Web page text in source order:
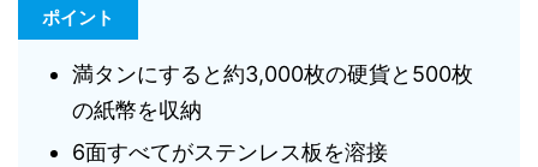
ポイント
満タンにすると約3,000枚の硬貨と500枚
の紙幣を収納
6面すべてがステンレス板を溶接